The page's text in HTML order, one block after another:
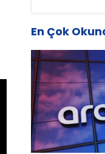
En Çok